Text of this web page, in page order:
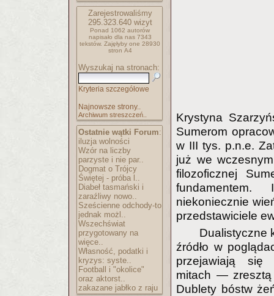
Zarejestrowaliśmy
295.323.640wizyt
Ponad 1062 autorów
napisało dla nas 7343
tekstów. Zajęłyby one 28930
stron A4
Wyszukaj na stronach:
Kryteria szczegółowe
Najnowsze strony..
Archiwum streszczeń..
Ostatnie wątki Forum:
iluzja wolności
Wzór na liczby
parzyste i nie par..
Dogmat o Trójcy
Świętej - próba l..
Diabeł tasmański i
zaraźliwy nowo..
Sześcienne odchody-to
jednak możl..
Wszechświat
przygotowany na
więce..
Własność, podatki i
kryzys: syste..
Football i "okolice"
oraz aktorst..
zakazane jabłko z raju
Krystyna
Sumerom
w III tys. p.n.e.
już we
filozoficznej
fundamentem.
niekoniecznie
przedstawiciele
Dualistyczne
źródło w
przejawiają się
mitach —
Dublety bóstw